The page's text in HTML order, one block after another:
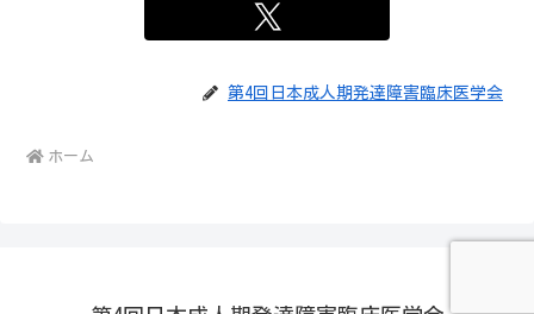
第4回日本成人期発達障害臨床医学会
ホーム